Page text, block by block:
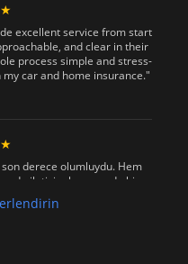
excellent service from start
and clear in their
process simple and stress-
car and home insurance."
derece olumluydu. Hem
de iletişim konusunda hiç
attığımda hemen dönüş
bir şekilde yanıt verdiler.